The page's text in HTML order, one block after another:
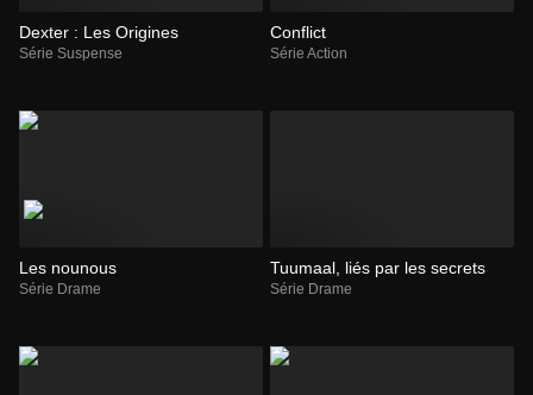
Dexter : Les Origines
Série Suspense
Conflict
Série Action
Les nounous
Série Drame
Tuumaal, liés par les secrets
Série Drame